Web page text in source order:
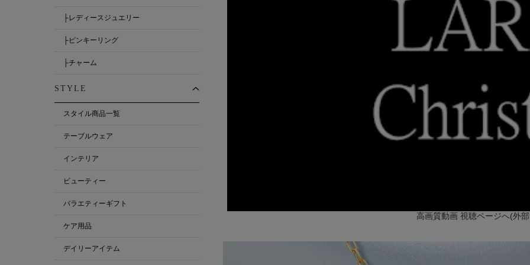
高画質動画 視聴ページへ(外
├レディースジュエリー
├ピンキーリング
├チャーム
STYLE
スタイル商品一覧
テーブルウェア
インテリア
ビューティー
バラエティーギフト
ケア用品
デイリーアイテム